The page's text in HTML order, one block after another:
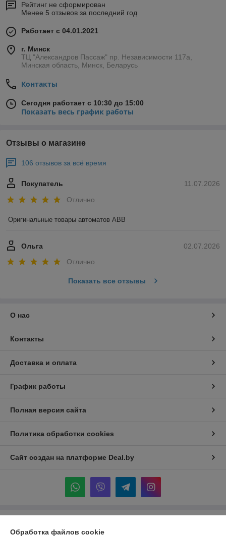
Рейтинг не сформирован
Менее 5 отзывов за последний год
Работает с 04.01.2021
г. Минск
ТЦ "Александров Пассаж" пр. Независимости 117а,
Минская область, Минск, Беларусь
Контакты
Сегодня работает с 10:30 до 15:00
Показать весь график работы
Отзывы о магазине
106 отзывов за всё время
11.07.2026
Покупатель
Отлично
Оригинальные товары автоматов ABB
02.07.2026
Ольга
Отлично
Показать все отзывы
О нас
Контакты
Доставка и оплата
График работы
Полная версия сайта
Политика обработки cookies
Сайт создан на платформе Deal.by
Обработка файлов cookie